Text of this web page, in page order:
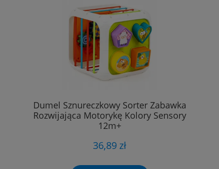
Dumel Sznureczkowy Sorter Zabawka
Rozwijająca Motorykę Kolory Sensory
12m+
36,89 zł